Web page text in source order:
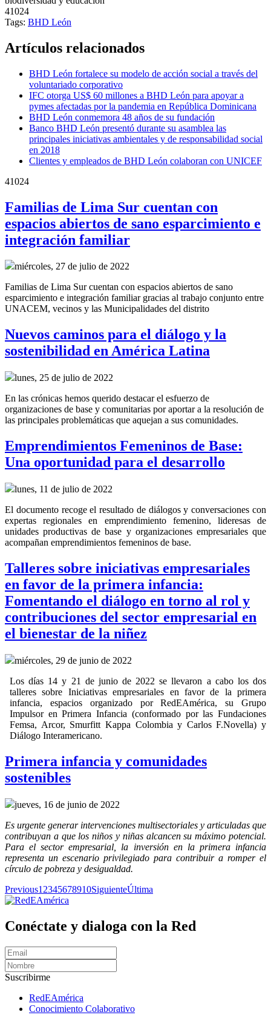
41024
Tags: BHD León
Artículos relacionados
BHD León fortalece su modelo de acción social a través del
voluntariado corporativo
IFC otorga US$ 60 millones a BHD León para apoyar a
pymes afectadas por la pandemia en República Dominicana
BHD León conmemora 48 años de su fundación
Banco BHD León presentó durante su asamblea las
principales iniciativas ambientales y de responsabilidad social
en 2018
Clientes y empleados de BHD León colaboran con UNICEF
41024
Familias de Lima Sur cuentan con
espacios abiertos de sano esparcimiento e
integración familiar
miércoles, 27 de julio de 2022
Familias de Lima Sur cuentan con espacios abiertos de sano
esparcimiento e integración familiar gracias al trabajo conjunto entre
UNACEM, vecinos y las Municipalidades del distrito
Nuevos caminos para el diálogo y la
sostenibilidad en América Latina
lunes, 25 de julio de 2022
En las crónicas hemos querido destacar el esfuerzo de
organizaciones de base y comunitarias por aportar a la resolución de
las principales problemáticas que aquejan a sus comunidades.
Emprendimientos Femeninos de Base:
Una oportunidad para el desarrollo
lunes, 11 de julio de 2022
El documento recoge el resultado de diálogos y conversaciones con
expertas regionales en emprendimiento femenino, lideresas de
unidades productivas de base y organizaciones empresariales que
acompañan emprendimientos femeninos de base.
Talleres sobre iniciativas empresariales
en favor de la primera infancia:
Fomentando el diálogo en torno al rol y
contribuciones del sector empresarial en
el bienestar de la niñez
miércoles, 29 de junio de 2022
Los días 14 y 21 de junio de 2022 se llevaron a cabo los dos
talleres sobre Iniciativas empresariales en favor de la primera
infancia, espacios organizado por RedEAmérica, su Grupo
Impulsor en Primera Infancia (conformado por las Fundaciones
Femsa, Arcor, Smurfitt Kappa Colombia y Carlos F.Novella) y
Diálogo Interamericano.
Primera infancia y comunidades
sostenibles
jueves, 16 de junio de 2022
Es urgente generar intervenciones multisectoriales y articuladas que
contribuyan a que los niños y niñas alcancen su máximo potencial.
Para el sector empresarial, la inversión en la primera infancia
representa un escenario privilegiado para contribuir a romper el
círculo de pobreza y desigualdad.
Previous1 2345678910SiguienteÚltima
Conéctate y dialoga con la Red
Suscribirme
RedEAmérica
Conocimiento Colaborativo